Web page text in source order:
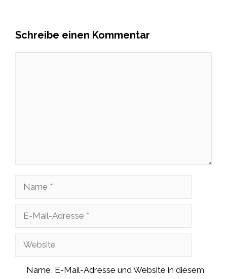
Schreibe einen Kommentar
Name
Adresse
Website
Name, E-Mail-Adresse und Website in diesem